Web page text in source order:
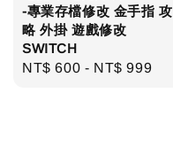
-專業存檔修改 金手指 攻
略 外掛 遊戲修改
SWITCH
Regular
NT$ 600 - NT$ 999